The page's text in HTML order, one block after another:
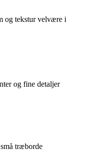
og tekstur velvære i
og fine detaljer
træborde